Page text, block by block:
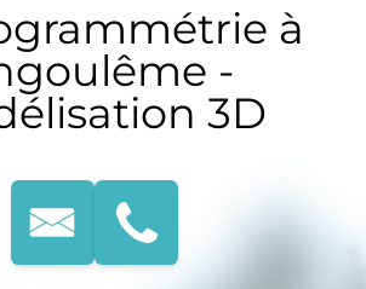
à
-
3D